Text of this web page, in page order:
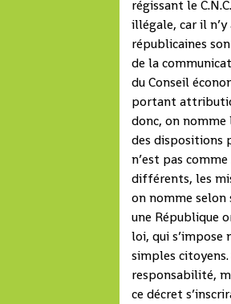
régissant le
illégale, car il
républicaines
de la
du Conseil
portant
donc, on
des dispositions
n’est pas
différents, les
on nomme selon
une République
loi, qui
simples
responsabilité,
ce décret